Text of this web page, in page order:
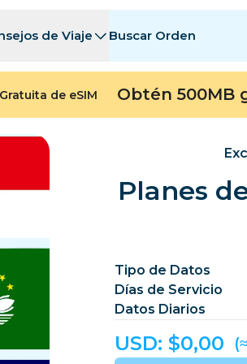
de Viaje Buscar Orden
Bermudas
Costa Rica
Dinamarca
de eSIM Obtén 500MB
Planes
Tipo de Datos
Días de Servicio
Datos Diarios
USD: $0,00